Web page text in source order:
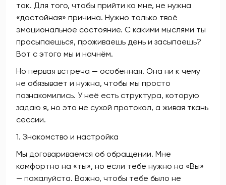
так. Для того, чтобы прийти ко мне, не нужна
«достойная» причина. Нужно только твоё
эмоциональное состояние. С какими мыслями ты
просыпаешься, проживаешь день и засыпаешь?
Вот с этого мы и начнём.
Но первая встреча — особенная. Она ни к чему
не обязывает и нужна, чтобы мы просто
познакомились. У неё есть структура, которую
задаю я, но это не сухой протокол, а живая ткань
сессии.
1. Знакомство и настройка
Мы договариваемся об обращении. Мне
комфортно на «ты», но если тебе нужно на «Вы»
— пожалуйста. Важно, чтобы тебе было не